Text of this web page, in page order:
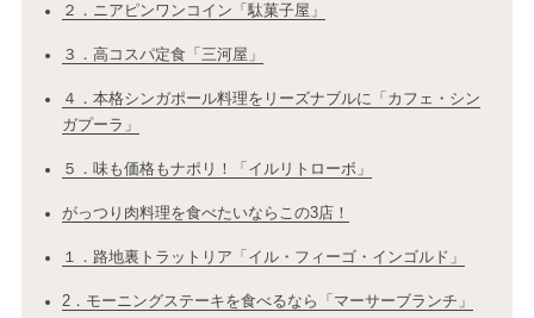
２．ニアピンワンコイン「駄菓子屋」
３．高コスパ定食「三河屋」
４．本格シンガポール料理をリーズナブルに「カフェ・シン
ガプーラ」
５．味も価格もナポリ！「イルリトローボ」
がっつり肉料理を食べたいならこの3店！
１．路地裏トラットリア「イル・フィーゴ・インゴルド」
2．モーニングステーキを食べるなら「マーサーブランチ」